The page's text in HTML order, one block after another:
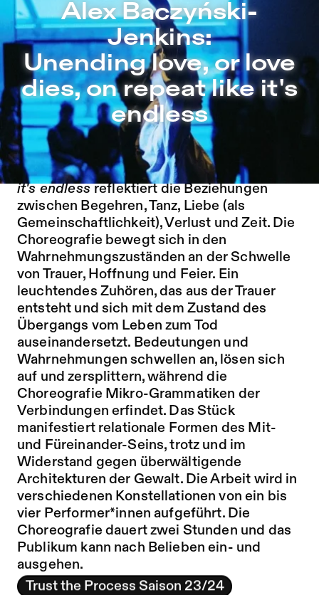
Zu Programm springen
Zu Aktuelles springen
Zu Seiten springen
Alex Baczyński-Jenkins: Unending love, or love dies,
Alex Baczyński-
Jenkins:
Unending love, or love
dies, on repeat like it's
endless
Trust the Process Saison 23/24
Unending love, or love dies, on repeat like
it's endless reflektiert die Beziehungen
zwischen Begehren, Tanz, Liebe (als
Gemeinschaftlichkeit), Verlust und Zeit. Die
Choreografie bewegt sich in den
Wahrnehmungszuständen an der Schwelle
von Trauer, Hoffnung und Feier. Ein
leuchtendes Zuhören, das aus der Trauer
entsteht und sich mit dem Zustand des
Übergangs vom Leben zum Tod
auseinandersetzt. Bedeutungen und
Wahrnehmungen schwellen an, lösen sich
auf und zersplittern, während die
Choreografie Mikro-Grammatiken der
Verbindungen erfindet. Das Stück
manifestiert relationale Formen des Mit-
und Füreinander-Seins, trotz und im
Widerstand gegen überwältigende
Architekturen der Gewalt. Die Arbeit wird in
verschiedenen Konstellationen von ein bis
vier Performer*innen aufgeführt. Die
Choreografie dauert zwei Stunden und das
Publikum kann nach Belieben ein- und
ausgehen.